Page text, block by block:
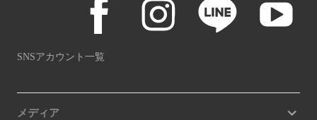
SNSアカウント一覧
メディア